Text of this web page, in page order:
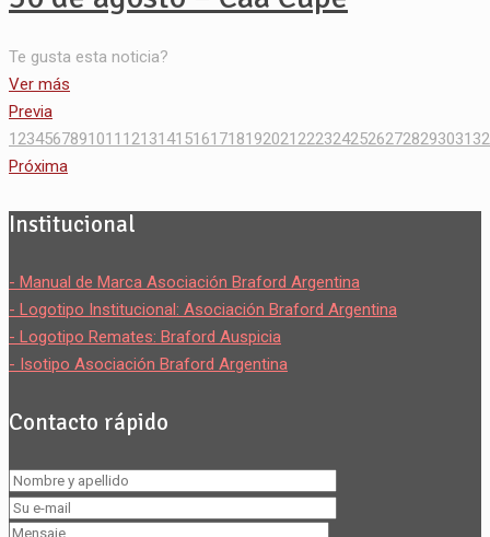
Te gusta esta noticia?
Ver más
Previa
1 234567891011 12131415161718192021 22232425262728293031 32
Próxima
Institucional
- Manual de Marca Asociación Braford Argentina
- Logotipo Institucional: Asociación Braford Argentina
- Logotipo Remates: Braford Auspicia
- Isotipo Asociación Braford Argentina
Contacto rápido